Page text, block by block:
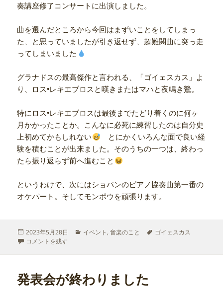
奏講座修了コンサートに出演しました。
曲を選んだところから今回はまずいことをしてしまっ
た、と思っていましたが引き返せず、超難関曲に突っ走
ってしまいました
グラナドスの最高傑作と言われる、「ゴイェスカス」よ
り、ロス•レキエブロスと嘆きまたはマハと夜鳴き鶯。
特にロス•レキエブロスは最後までたどり着くのに何ヶ
月かかったことか。こんなに必死に練習したのは自分史
上初めてかもしれない
とにかくいろんな面で良い経
験を積むことが出来ました。そのうちの一つは、終わっ
たら振り返らず前へ進むこと
というわけで、次にはショパンのピアノ協奏曲第一番の
オケパート。そしてモンポウを頑張ります。
投
稿
2023年5月28日
カ
イベント ,音楽のこと
タ
ゴイェスカス
ゴイェスカスの壁 に
コメントを残す
発表会が終わりました